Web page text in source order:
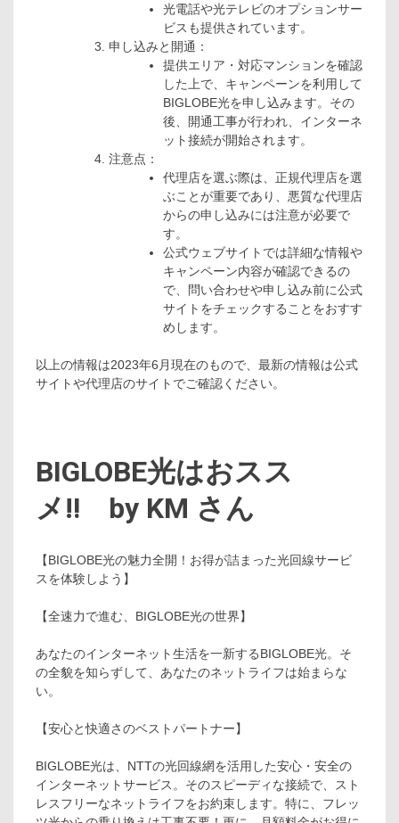
光電話や光テレビのオプションサー
ビスも提供されています。
申し込みと開通：
提供エリア・対応マンションを確認
した上で、キャンペーンを利用して
BIGLOBE光を申し込みます。その
後、開通工事が行われ、インターネ
ット接続が開始されます。
注意点：
代理店を選ぶ際は、正規代理店を選
ぶことが重要であり、悪質な代理店
からの申し込みには注意が必要で
す。
公式ウェブサイトでは詳細な情報や
キャンペーン内容が確認できるの
で、問い合わせや申し込み前に公式
サイトをチェックすることをおすす
めします。
以上の情報は2023年6月現在のもので、最新の情報は公式
サイトや代理店のサイトでご確認ください。
BIGLOBE光はおスス
メ‼ by KM さん
【BIGLOBE光の魅力全開！お得が詰まった光回線サービ
スを体験しよう】
【全速力で進む、BIGLOBE光の世界】
あなたのインターネット生活を一新するBIGLOBE光。そ
の全貌を知らずして、あなたのネットライフは始まらな
い。
【安心と快適さのベストパートナー】
BIGLOBE光は、NTTの光回線網を活用した安心・安全の
インターネットサービス。そのスピーディな接続で、スト
レスフリーなネットライフをお約束します。特に、フレッ